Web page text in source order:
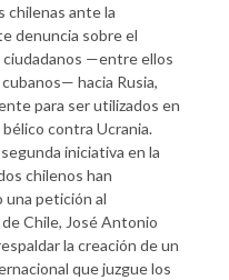
chilenas ante la
denuncia sobre el
ciudadanos —entre ellos
hacia Rusia,
para ser utilizados en
contra Ucrania.
iniciativa en la
chilenos han
una petición al
Chile, José Antonio
la creación de un
que juzgue los